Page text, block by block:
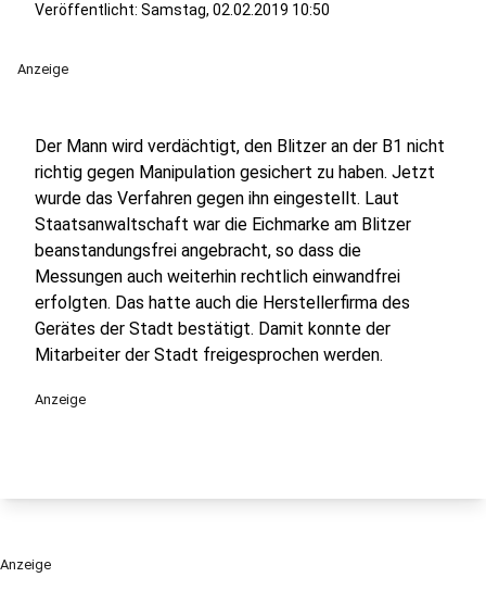
Veröffentlicht: Samstag, 02.02.2019 10:50
Anzeige
Der Mann wird verdächtigt, den Blitzer an der B1 nicht
richtig gegen Manipulation gesichert zu haben. Jetzt
wurde das Verfahren gegen ihn eingestellt. Laut
Staatsanwaltschaft war die Eichmarke am Blitzer
beanstandungsfrei angebracht, so dass die
Messungen auch weiterhin rechtlich einwandfrei
erfolgten. Das hatte auch die Herstellerfirma des
Gerätes der Stadt bestätigt. Damit konnte der
Mitarbeiter der Stadt freigesprochen werden.
Anzeige
Anzeige